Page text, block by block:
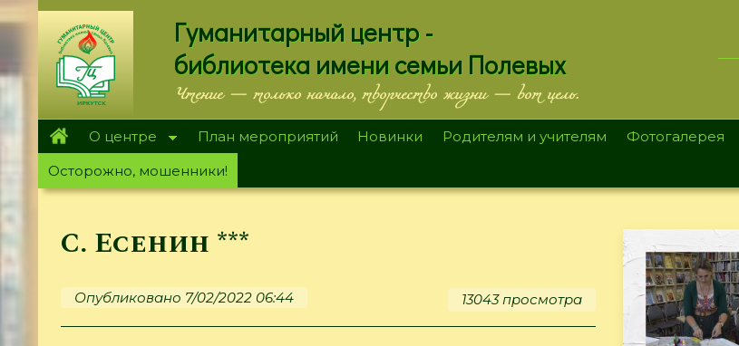
Перейти
к
основному
содержанию
Гуманитарный центр -
библиотека имени семьи Полевых
Чтение — только начало, творчество жизни — вот цель.
О центре План мероприятий Новинки Родителям и учителям Фотогалерея
Осторожно, мошенники!
С. Есенин ***
Опубликовано 7/02/2022 06:44 13043 просмотра